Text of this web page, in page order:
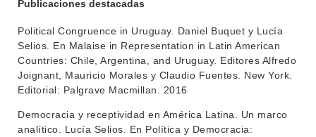
Publicaciones destacadas
Political Congruence in Uruguay. Daniel Buquet y Lucía
Selios. En Malaise in Representation in Latin American
Countries: Chile, Argentina, and Uruguay. Editores Alfredo
Joignant, Mauricio Morales y Claudio Fuentes. New York.
Editorial: Palgrave Macmillan. 2016
Democracia y receptividad en América Latina. Un marco
analítico. Lucía Selios. En Política y Democracia: